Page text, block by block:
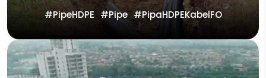
PipeHDPE Pipe PipaHDPEKabelFO